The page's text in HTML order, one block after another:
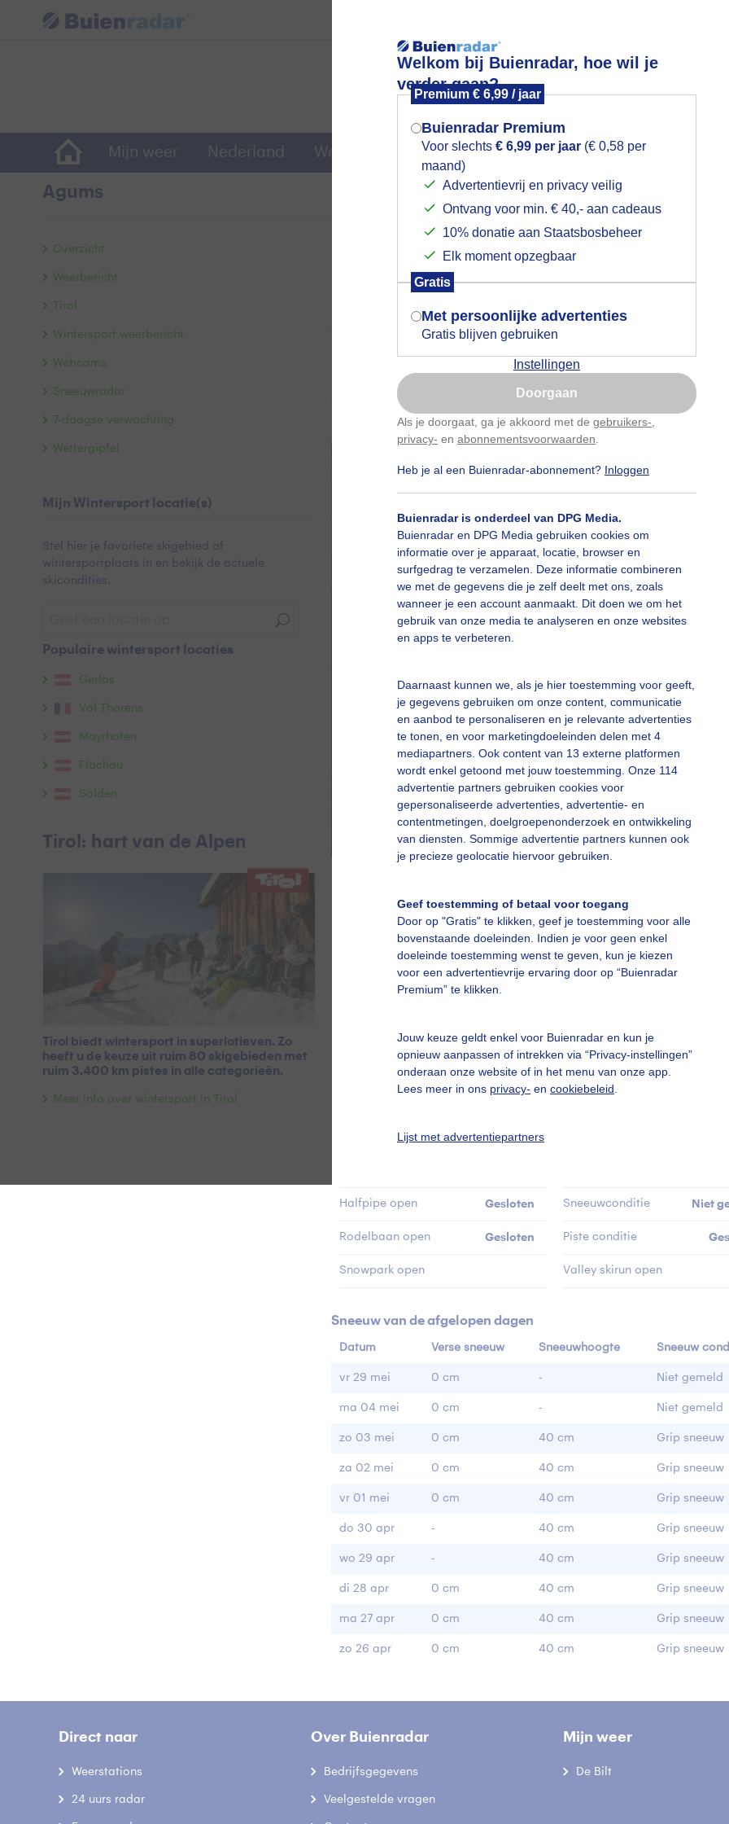
Welkom bij Buienradar, hoe wil je
verder gaan?
Premium € 6,99 / jaar
Buienradar Premium
Voor slechts € 6,99 per jaar (€ 0,58 per
maand)
Advertentievrij en privacy veilig
Ontvang voor min. € 40,- aan cadeaus
10% donatie aan Staatsbosbeheer
Elk moment opzegbaar
Gratis
Met persoonlijke advertenties
Gratis blijven gebruiken
Instellingen
Doorgaan
Als je doorgaat, ga je akkoord met de gebruikers-
privacy- en abonnementsvoorwaarden
Heb je al een Buienradar-abonnement? Inloggen
Buienradar is onderdeel van DPG Media.
Buienradar en DPG Media gebruiken cookies om
informatie over je apparaat, locatie, browser en
surfgedrag te verzamelen. Deze informatie combineren
we met de gegevens die je zelf deelt met ons, zoals
wanneer je een account aanmaakt. Dit doen we om het
gebruik van onze media te analyseren en onze websites
en apps te verbeteren.
Daarnaast kunnen we, als je hier toestemming voor geeft,
je gegevens gebruiken om onze content, communicatie
en aanbod te personaliseren en je relevante advertenties
te tonen, en voor marketingdoeleinden delen met 4
mediapartners. Ook content van 13 externe platformen
wordt enkel getoond met jouw toestemming. Onze 114
advertentie partners gebruiken cookies voor
gepersonaliseerde advertenties, advertentie- en
contentmetingen, doelgroepenonderzoek en ontwikkeling
van diensten. Sommige advertentie partners kunnen ook
je precieze geolocatie hiervoor gebruiken.
Geef toestemming of betaal voor toegang
Door op "Gratis" te klikken, geef je toestemming voor alle
bovenstaande doeleinden. Indien je voor geen enkel
doeleinde toestemming wenst te geven, kun je kiezen
voor een advertentievrije ervaring door op “Buienradar
Premium” te klikken.
Jouw keuze geldt enkel voor Buienradar en kun je
opnieuw aanpassen of intrekken via “Privacy-instellingen”
onderaan onze website of in het menu van onze app.
Lees meer in ons privacy- en cookiebeleid
Lijst met advertentiepartners
Mijn weer Nederland Wereldwijd Foto en video Weerzine
Agums
-
-
-/20
Sneeuw
Temperatuur
01:20
01:15 01:40 02:05 02:30 02:55
Kort weerbericht Agums
Overdag schijnt de zon van tijd tot tijd in Agums. In de loop van de dag
enkele pittige buieen met kans op onweer en hagel. De temperatuur
Informatie Sulden (Ortler Skiarena):
Aantal liften open 0
Halfpipe open Gesloten
Rodelbaan open Gesloten
Snowpark open
Sneeuwconditie Niet
Piste conditie
Valley skirun open
Sneeuw van de afgelopen dagen
Datum Verse sneeuw Sneeuwhoogte Sneeuw
vr 29 mei 0 cm - Niet gemeld
ma 04 mei 0 cm - Niet gemeld
zo 03 mei 0 cm 40 cm Grip sneeuw
za 02 mei 0 cm 40 cm Grip sneeuw
vr 01 mei 0 cm 40 cm Grip sneeuw
do 30 apr - 40 cm Grip sneeuw
wo 29 apr - 40 cm Grip sneeuw
di 28 apr 0 cm 40 cm Grip sneeuw
ma 27 apr 0 cm 40 cm Grip sneeuw
zo 26 apr 0 cm 40 cm Grip sneeuw
Overzicht
Weerbericht
Tirol
Wintersport weerbericht
Webcams
Sneeuwradar
7-daagse verwachting
Wettergipfel
Mijn Wintersport locatie(s)
Stel hier je favoriete skigebied of
wintersportplaats in en bekijk de actuele
skicondities.
Populaire wintersport locaties
Gerlos
Val Thorens
Mayrhofen
Flachau
Sölden
Tirol: hart van de Alpen
Tirol biedt wintersport in superlatieven. Zo
heeft u de keuze uit ruim 80 skigebieden met
ruim 3.400 km pistes in alle categorieën.
Meer info over wintersport in Tirol
Direct naar
Weerstations
24 uurs radar
Over Buienradar
Bedrijfsgegevens
Veelgestelde vragen
Mijn weer
De Bilt
Mogen we je locatie gebruiken voor
het weer?
Indien je hier nog geen akkoord op hebt
gegeven, verschijnt er zo een pop-up uit
je browser waarin deze toestemming
gevraagd wordt.
Is goed, toon de popup
Nu niet, misschien later
Gebruik je Safari en wil je niet elke dag deze pop-up
Klikhierom dit aan te passen